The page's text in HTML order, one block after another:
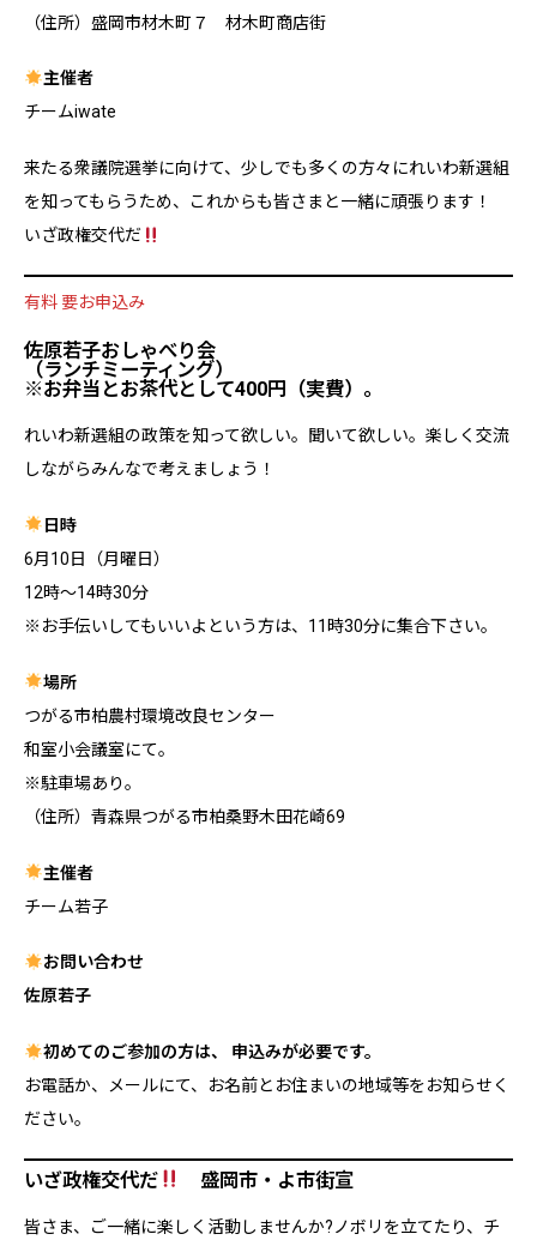
（住所）盛岡市材木町７ 材木町商店街
主催者
チームiwate
来たる衆議院選挙に向けて、少しでも多くの方々にれいわ新選組
を知ってもらうため、これからも皆さまと一緒に頑張ります！
いざ政権交代だ
有料 要お申込み
佐原若子おしゃべり会
（ランチミーティング）
※お弁当とお茶代として400円（実費）。
れいわ新選組の政策を知って欲しい。聞いて欲しい。楽しく交流
しながらみんなで考えましょう！
日時
6月10日（月曜日）
12時～14時30分
※お手伝いしてもいいよという方は、11時30分に集合下さい。
場所
つがる市柏農村環境改良センター
和室小会議室にて。
※駐車場あり。
（住所）青森県つがる市柏桑野木田花崎69
主催者
チーム若子
お問い合わせ
佐原若子
初めてのご参加の方は、 申込みが必要です。
お電話か、メールにて、お名前とお住まいの地域等をお知らせく
ださい。
いざ政権交代だ 盛岡市・よ市街宣
皆さま、ご一緒に楽しく活動しませんか?ノボリを立てたり、チ